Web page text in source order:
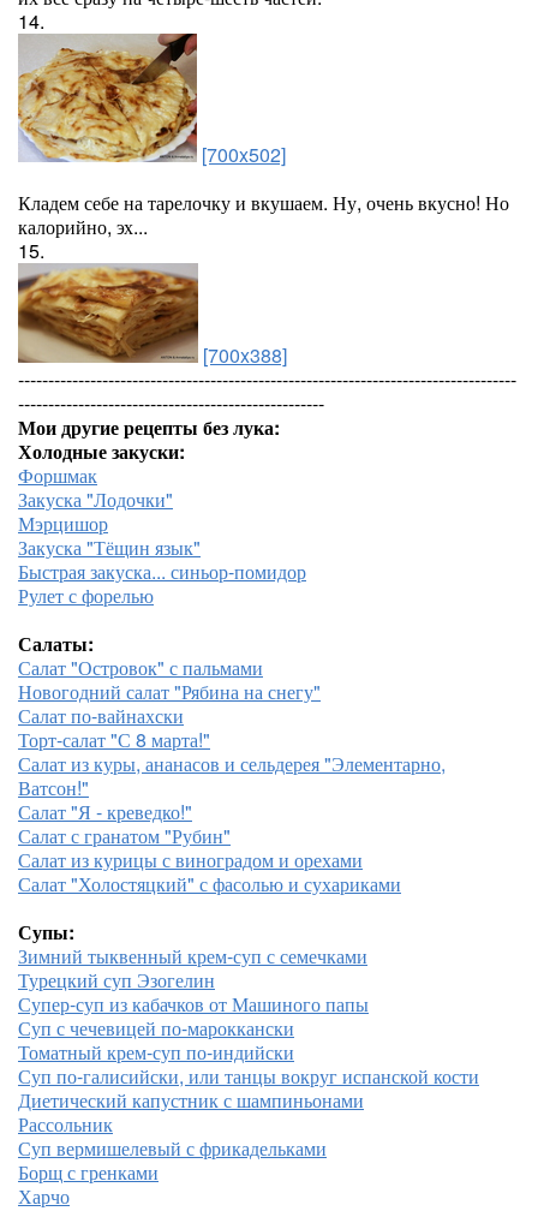
14.
[700x502]
Кладем себе на тарелочку и вкушаем. Ну, очень вкусно! Но
калорийно, эх...
15.
[700x388]
-----------------------------------------------------------------------------------
---------------------------------------------------
Мои другие рецепты без лука:
Холодные закуски:
Форшмак
Закуска "Лодочки"
Мэрцишор
Закуска "Тёщин язык"
Быстрая закуска... синьор-помидор
Рулет с форелью
Салаты:
Салат "Островок" с пальмами
Новогодний салат "Рябина на снегу"
Салат по-вайнахски
Торт-салат "С 8 марта!"
Салат из куры, ананасов и сельдерея "Элементарно,
Ватсон!"
Салат "Я - креведко!"
Салат с гранатом "Рубин"
Салат из курицы с виноградом и орехами
Салат "Холостяцкий" с фасолью и сухариками
Супы:
Зимний тыквенный крем-суп с семечками
Турецкий суп Эзогелин
Супер-суп из кабачков от Машиного папы
Суп с чечевицей по-мароккански
Томатный крем-суп по-индийски
Суп по-галисийски, или танцы вокруг испанской кости
Диетический капустник с шампиньонами
Рассольник
Суп вермишелевый с фрикадельками
Борщ с гренками
Харчо